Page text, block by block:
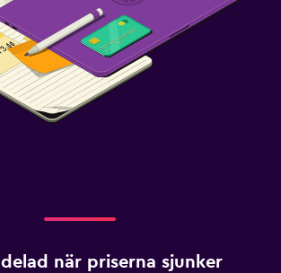
när priserna sjunker